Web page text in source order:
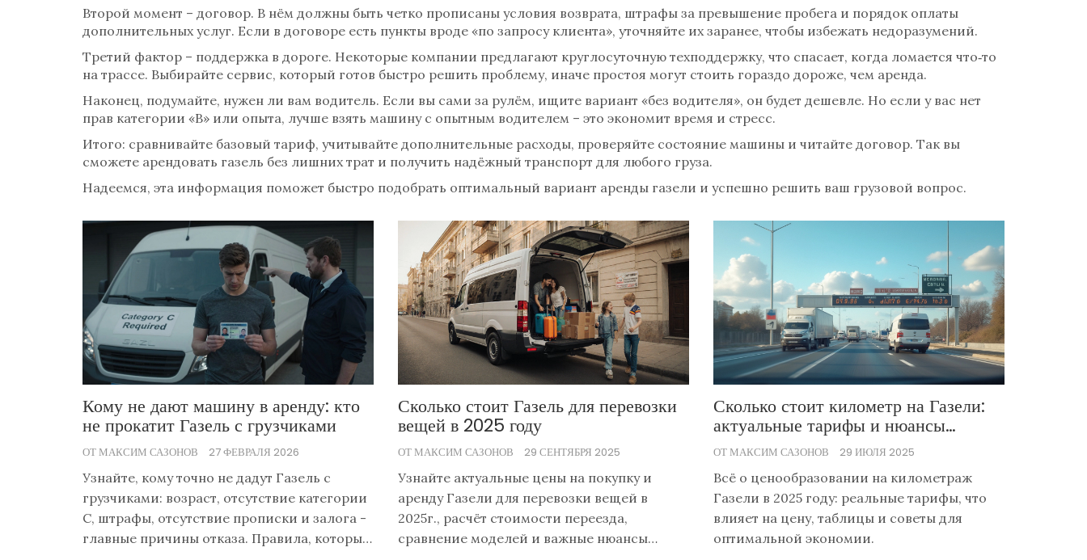
Второй момент – договор. В нём должны быть четко прописаны условия возврата, штрафы за превышение пробега и порядок оплаты
дополнительных услуг. Если в договоре есть пункты вроде «по запросу клиента», уточняйте их заранее, чтобы избежать недоразумений.
Третий фактор – поддержка в дороге. Некоторые компании предлагают круглосуточную техподдержку, что спасает, когда ломается что‑то
на трассе. Выбирайте сервис, который готов быстро решить проблему, иначе простоя могут стоить гораздо дороже, чем аренда.
Наконец, подумайте, нужен ли вам водитель. Если вы сами за рулём, ищите вариант «без водителя», он будет дешевле. Но если у вас нет
прав категории «В» или опыта, лучше взять машину с опытным водителем – это экономит время и стресс.
Итого: сравнивайте базовый тариф, учитывайте дополнительные расходы, проверяйте состояние машины и читайте договор. Так вы
сможете арендовать газель без лишних трат и получить надёжный транспорт для любого груза.
Надеемся, эта информация поможет быстро подобрать оптимальный вариант аренды газели и успешно решить ваш грузовой вопрос.
Кому не дают машину в аренду: кто
не прокатит Газель с грузчиками
ОТ МАКСИМ САЗОНОВ 27 ФЕВРАЛЯ 2026
Узнайте, кому точно не дадут Газель с
грузчиками: возраст, отсутствие категории
С, штрафы, отсутствие прописки и залога -
главные причины отказа. Правила, которые
Сколько стоит Газель для перевозки
вещей в 2025 году
ОТ МАКСИМ САЗОНОВ 29 СЕНТЯБРЯ 2025
Узнайте актуальные цены на покупку и
аренду Газели для перевозки вещей в
2025г., расчёт стоимости переезда,
сравнение моделей и важные нюансы
Сколько стоит километр на Газели:
актуальные тарифы и нюансы
расчёта 2025
ОТ МАКСИМ САЗОНОВ 29 ИЮЛЯ 2025
Всё о ценообразовании на километраж
Газели в 2025 году: реальные тарифы, что
влияет на цену, таблицы и советы для
оптимальной экономии.